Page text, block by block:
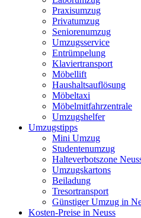
Praxisumzug
Privatumzug
Seniorenumzug
Umzugsservice
Entrümpelung
Klaviertransport
Möbellift
Haushaltsauflösung
Möbeltaxi
Möbelmitfahrzentrale
Umzugshelfer
Umzugstipps
Mini Umzug
Studentenumzug
Halteverbotszone
Umzugskartons
Beiladung
Tresortransport
Günstiger Umzug in
Kosten-Preise in Neuss